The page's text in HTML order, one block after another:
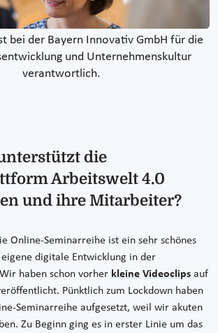
bei der Bayern Innovativ GmbH für die
und Unternehmenskultur
verantwortlich.
die
Arbeitswelt 4.0
und ihre Mitarbeiter?
Online-Seminarreihe ist ein sehr schönes
digitale Entwicklung in der
haben schon vorher kleine Videoclips auf
Pünktlich zum Lockdown haben
Seminarreihe aufgesetzt, weil wir akuten
Zu Beginn ging es in erster Linie um das